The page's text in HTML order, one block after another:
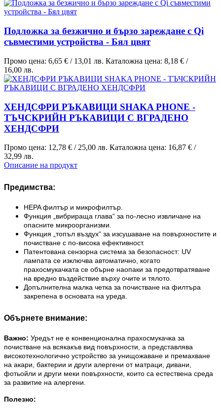
Подложка за безжично и бързо зареждане с Qi
съвместими устройства - Бял цвят
Промо цена: 6,65 € / 13,01 лв. Каталожна цена: 8,18 € /
16,00 лв.
ХЕНДСФРИ РЪКАВИЦИ SHAKA PHONE -
ТЪЧСКРИЙН РЪКАВИЦИ С ВГРАДЕНО
ХЕНДСФРИ
Промо цена: 12,78 € / 25,00 лв. Каталожна цена: 16,87 € /
32,99 лв.
Описание на продукт
Предимства:
HEPA филтър и микрофилтър.
Функция „вибрираща глава“ за по-лесно извличане на
опасните микроорганизми.
Функция „топъл въздух“ за изсушаване на повърхностите и
почистване с по-висока ефективност.
Патентована сензорна система за безопасност: UV
лампата се изключва автоматично, когато
прахосмукачката се обърне наопаки за предотвратяване
на вредно въздействие върху очите и тялото.
Допълнителна малка четка за почистване на филтъра
закрепена в основата на уреда.
Обърнете внимание:
Важно: Уредът не е конвенционална прахосмукачка за
почистване на всякакъв вид повърхности, а представлява
високотехнологично устройство за унищожаване и премахване
на акари, бактерии и други алергени от матраци, дивани,
фотьойли и други меки повърхности, които са естествена среда
за развитие на алергени.
Полезно: